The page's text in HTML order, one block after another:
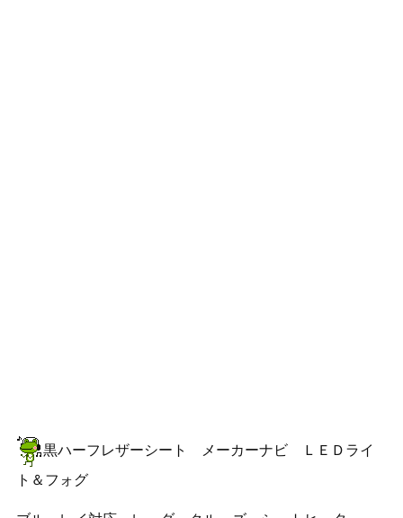
黒ハーフレザーシート メーカーナビ ＬＥＤライ
ト＆フォグ